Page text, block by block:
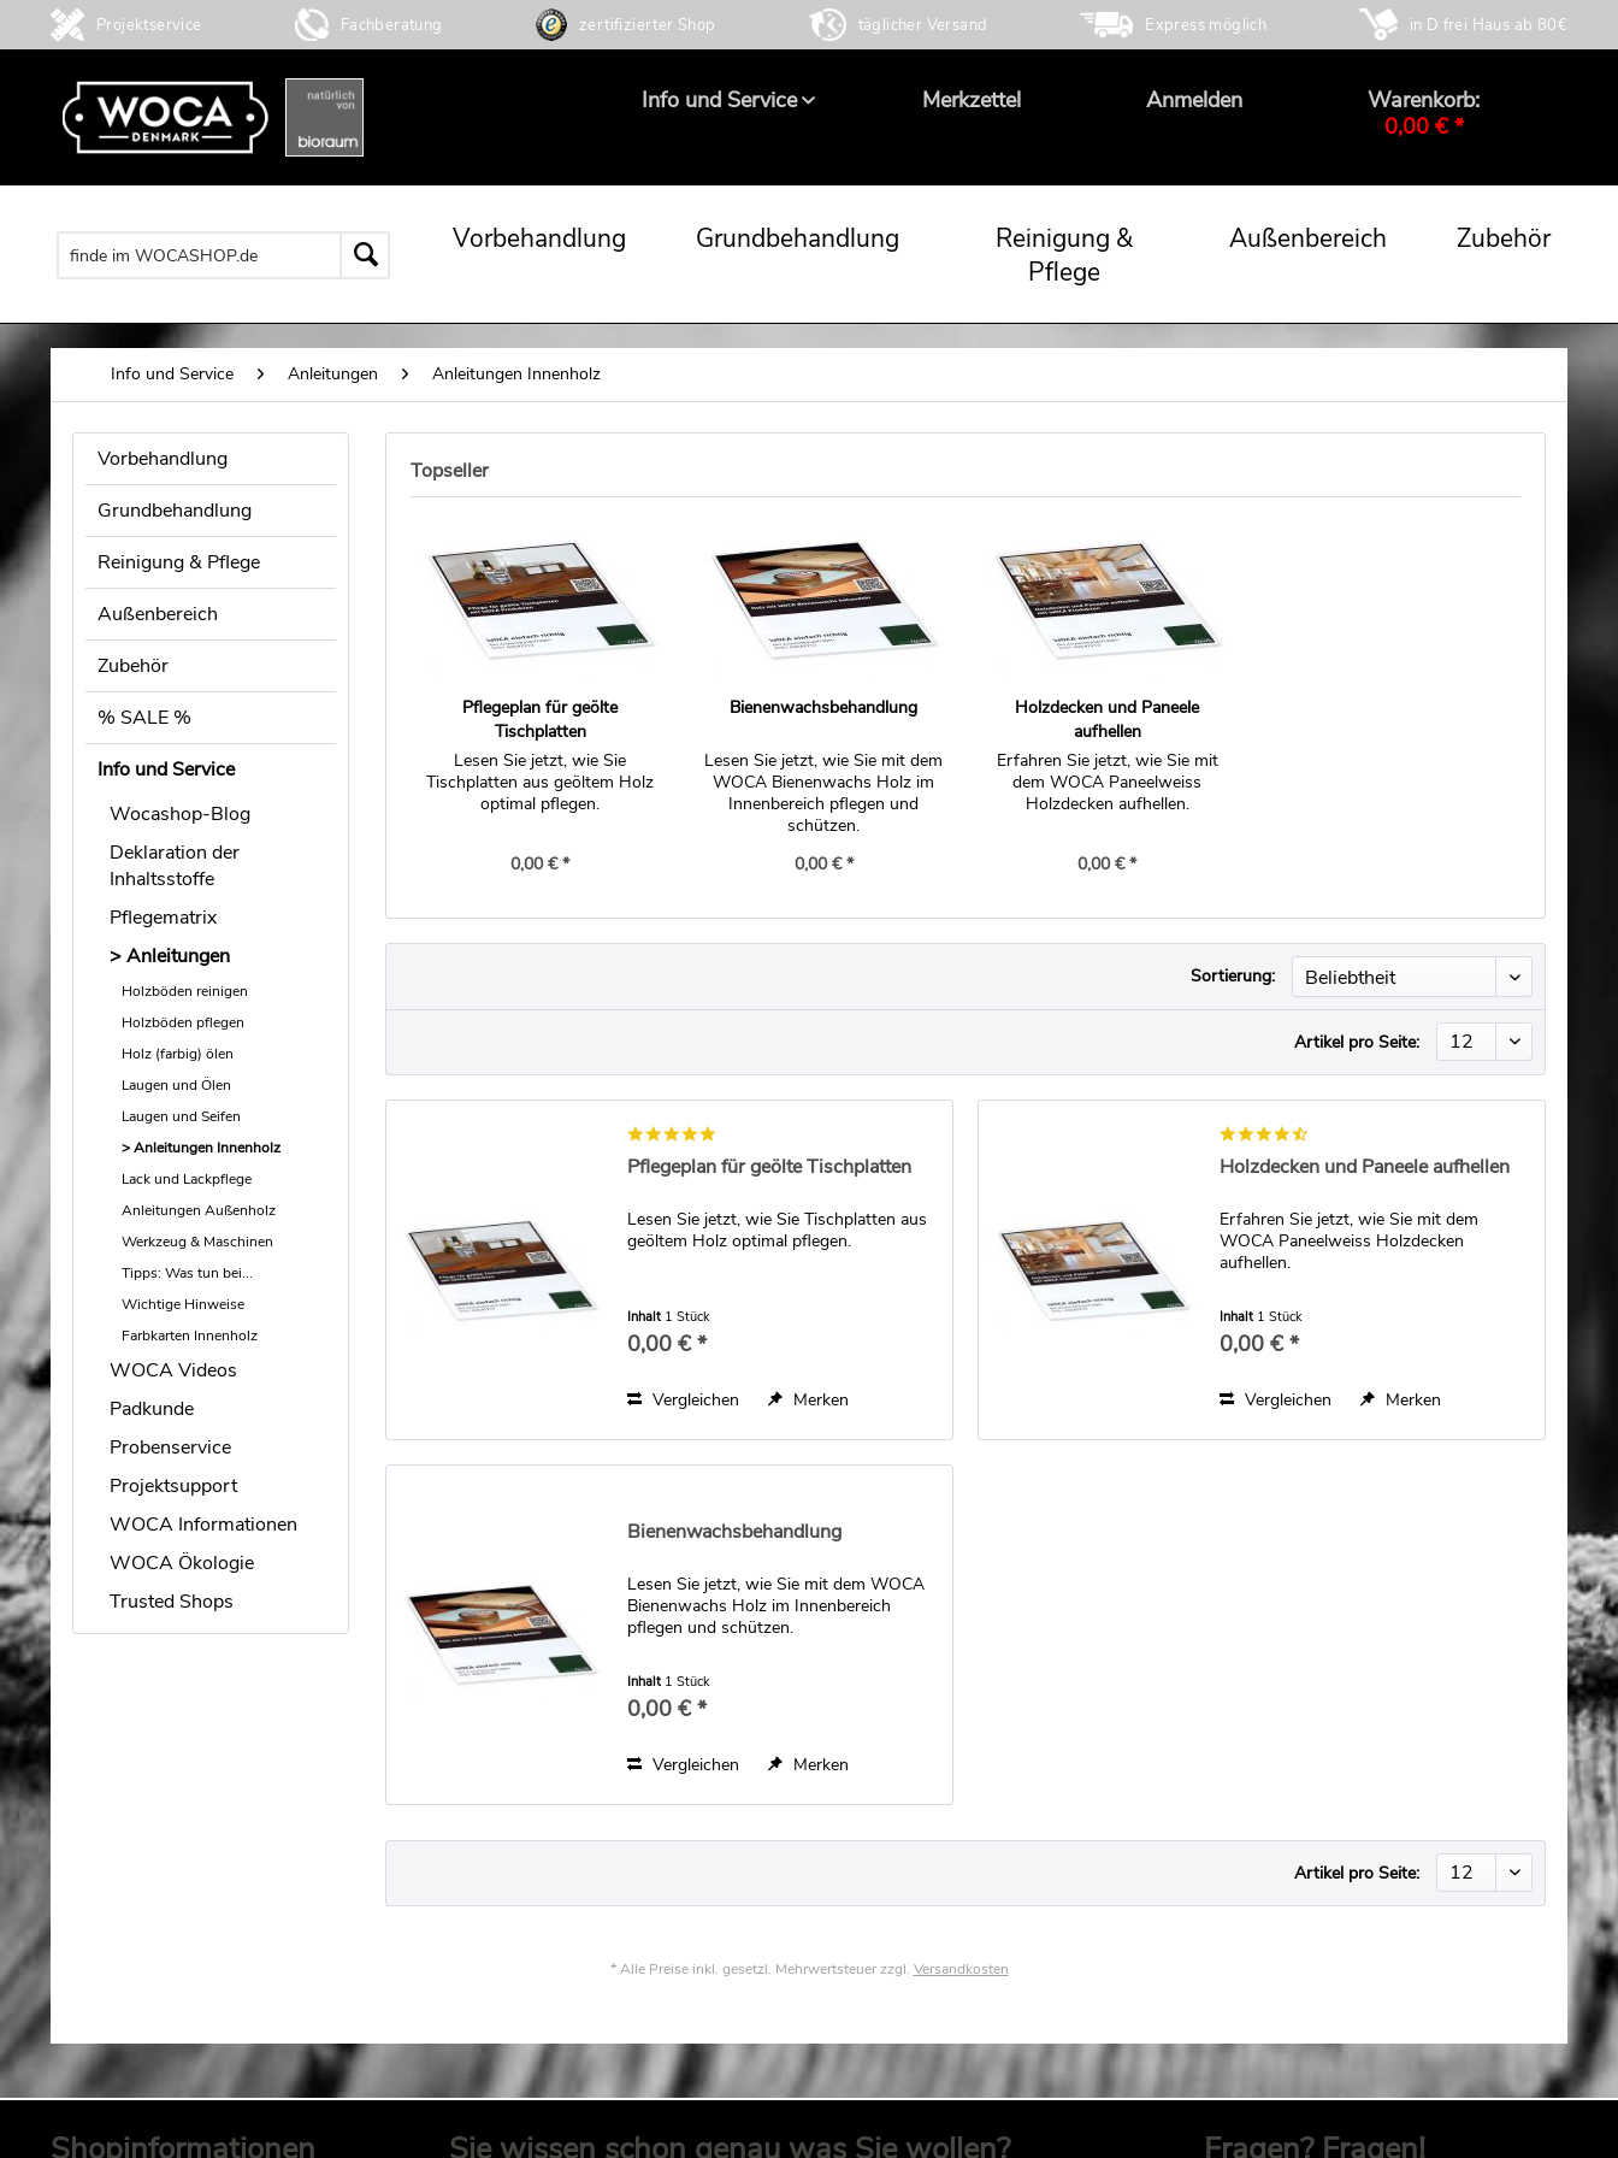
Projektservice Fachberatung zertifizierter Shop täglicher Versand Express möglich in D frei Haus ab 80€
Info und Service Merkzettel Anmelden
Warenkorb:
0,00 € *
Vorbehandlung Grundbehandlung
Reinigung &
Pflege
Außenbereich Zubehör
Info und Service Anleitungen Anleitungen Innenholz
Vorbehandlung
Grundbehandlung
Reinigung & Pflege
Außenbereich
Zubehör
% SALE %
Info und Service
Wocashop-Blog
Deklaration der
Inhaltsstoffe
Pflegematrix
Anleitungen
Holzböden reinigen
Holzböden pflegen
Holz (farbig) ölen
Laugen und Ölen
Laugen und Seifen
Anleitungen Innenholz
Lack und Lackpflege
Anleitungen Außenholz
Werkzeug & Maschinen
Tipps: Was tun bei...
Wichtige Hinweise
Farbkarten Innenholz
WOCA Videos
Padkunde
Probenservice
Projektsupport
WOCA Informationen
WOCA Ökologie
Trusted Shops
Topseller
Pflegeplan für geölte
Tischplatten
Lesen Sie jetzt, wie Sie
Tischplatten aus geöltem Holz
optimal pflegen.
0,00 € *
Bienenwachsbehandlung
Lesen Sie jetzt, wie Sie mit dem
WOCA Bienenwachs Holz im
Innenbereich pflegen und
schützen.
0,00 € *
Holzdecken und Paneele
aufhellen
Erfahren Sie jetzt, wie Sie mit
dem WOCA Paneelweiss
Holzdecken aufhellen.
0,00 € *
Sortierung:
Artikel pro Seite:
Pflegeplan für geölte Tischplatten
Lesen Sie jetzt, wie Sie Tischplatten aus
geöltem Holz optimal pflegen.
Inhalt 1 Stück
0,00 € *
Vergleichen Merken
Holzdecken und Paneele aufhellen
Erfahren Sie jetzt, wie Sie mit dem
WOCA Paneelweiss Holzdecken
aufhellen.
Inhalt 1 Stück
0,00 € *
Vergleichen Merken
Bienenwachsbehandlung
Lesen Sie jetzt, wie Sie mit dem WOCA
Bienenwachs Holz im Innenbereich
pflegen und schützen.
Inhalt 1 Stück
0,00 € *
Vergleichen Merken
Artikel pro Seite:
* Alle Preise inkl. gesetzl. Mehrwertsteuer zzgl. Versandkosten
Shopinformationen Sie wissen schon genau was Sie wollen? Fragen? Fragen!